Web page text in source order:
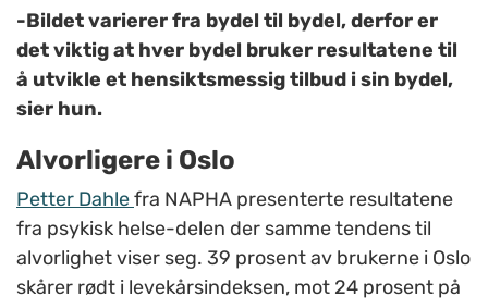
-Bildet varierer fra bydel til bydel, derfor er
det viktig at hver bydel bruker resultatene til
å utvikle et hensiktsmessig tilbud i sin bydel,
sier hun.
Alvorligere i Oslo
Petter Dahlefra NAPHA presenterte resultatene
fra psykisk helse-delen der samme tendens til
alvorlighet viser seg. 39 prosent av brukerne i Oslo
skårer rødt i levekårsindeksen, mot 24 prosent på